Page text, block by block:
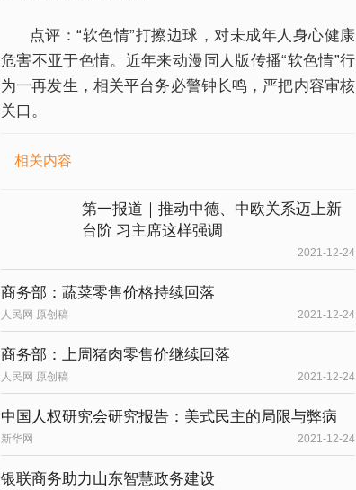
点评：“软色情”打擦边球，对未成年人身心健康
危害不亚于色情。近年来动漫同人版传播“软色情”行
为一再发生，相关平台务必警钟长鸣，严把内容审核
关口。
相关内容
第一报道｜推动中德、中欧关系迈上新
台阶 习主席这样强调
2021-12-24
商务部：蔬菜零售价格持续回落
人民网 原创稿 2021-12-24
商务部：上周猪肉零售价继续回落
人民网 原创稿 2021-12-24
中国人权研究会研究报告：美式民主的局限与弊病
新华网 2021-12-24
银联商务助力山东智慧政务建设